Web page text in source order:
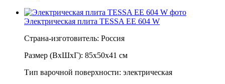
Электрическая плита TESSA ЕЕ 604 W
Страна-изготовитель: Россия
Размер (ВхШхГ): 85х50х41 см
Тип варочной поверхности: электрическая